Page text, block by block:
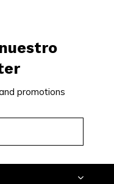
promotions